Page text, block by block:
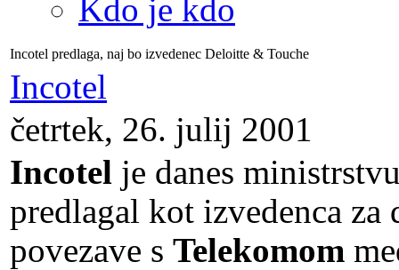
Kdo je kdo
Incotel predlaga, naj bo izvedenec Deloitte & Touche
Incotel
četrtek, 26. julij 2001
Incotel je danes
predlagal kot izvedenca za
povezave s Telekomom